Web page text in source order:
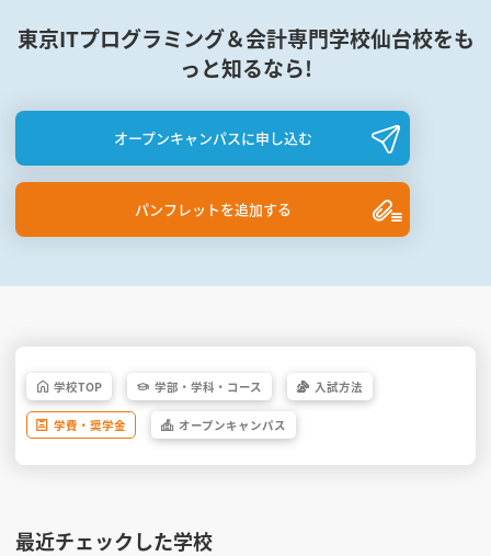
東京ITプログラミング＆会計専門学校仙台校をも
っと知るなら!
オープンキャンパスに申し込む
パンフレットを追加する
学校TOP 学部・ 学科・ コース 入試方法
学費・ 奨学金 オープンキャンパス
最近チェックした学校